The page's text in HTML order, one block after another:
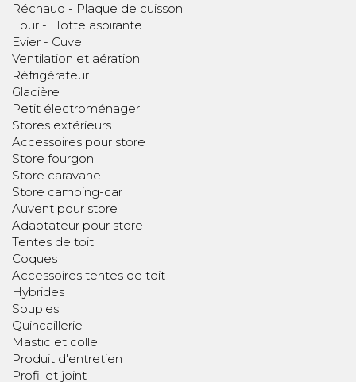
Réchaud - Plaque de cuisson
Four - Hotte aspirante
Evier - Cuve
Ventilation et aération
Réfrigérateur
Glacière
Petit électroménager
Stores extérieurs
Accessoires pour store
Store fourgon
Store caravane
Store camping-car
Auvent pour store
Adaptateur pour store
Tentes de toit
Coques
Accessoires tentes de toit
Hybrides
Souples
Quincaillerie
Mastic et colle
Produit d'entretien
Profil et joint